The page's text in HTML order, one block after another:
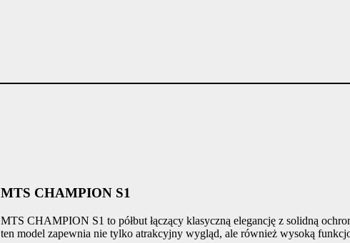
MTS CHAMPION S1
MTS CHAMPION S1 to półbut łączący klasyczną elegancję z solidną
ten model zapewnia nie tylko atrakcyjny wygląd, ale również wysoką